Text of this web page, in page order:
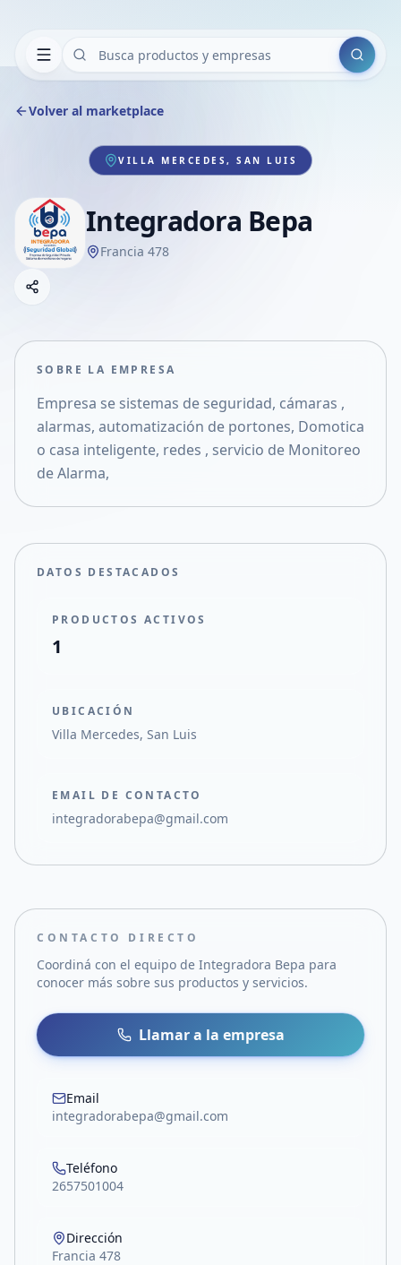
Buscar
Volver al marketplace
VILLA MERCEDES, SAN LUIS
Integradora Bepa
Francia 478
Compartir empresa
Compartir en X
SOBRE LA EMPRESA
Empresa se sistemas de seguridad, cámaras ,
alarmas, automatización de portones, Domotica
o casa inteligente, redes , servicio de Monitoreo
de Alarma,
DATOS DESTACADOS
PRODUCTOS ACTIVOS
1
UBICACIÓN
Villa Mercedes, San Luis
EMAIL DE CONTACTO
integradorabepa@gmail.com
CONTACTO DIRECTO
Coordiná con el equipo de Integradora Bepa para
conocer más sobre sus productos y servicios.
Llamar a la empresa
Email
integradorabepa@gmail.com
Teléfono
2657501004
Dirección
Francia 478